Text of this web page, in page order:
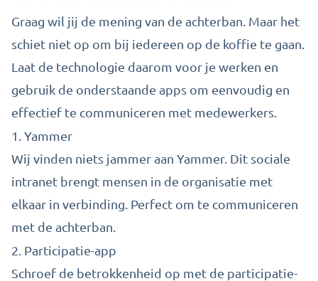
Graag wil jij de mening van de achterban. Maar het
schiet niet op om bij iedereen op de koffie te gaan.
Laat de technologie daarom voor je werken en
gebruik de onderstaande apps om eenvoudig en
effectief te communiceren met medewerkers.
1. Yammer
Wij vinden niets jammer aan Yammer. Dit sociale
intranet brengt mensen in de organisatie met
elkaar in verbinding. Perfect om te communiceren
met de achterban.
2. Participatie-app
Schroef de betrokkenheid op met de participatie-